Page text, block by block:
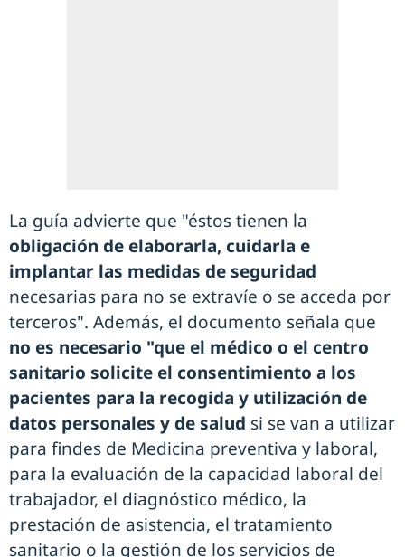
La guía advierte que "éstos tienen la
obligación de elaborarla, cuidarla e
implantar las medidas de seguridad
necesarias para no se extravíe o se acceda por
terceros". Además, el documento señala que
no es necesario "que el médico o el centro
sanitario solicite el consentimiento a los
pacientes para la recogida y utilización de
datos personales y de salud si se van a utilizar
para findes de Medicina preventiva y laboral,
para la evaluación de la capacidad laboral del
trabajador, el diagnóstico médico, la
prestación de asistencia, el tratamiento
sanitario o la gestión de los servicios de